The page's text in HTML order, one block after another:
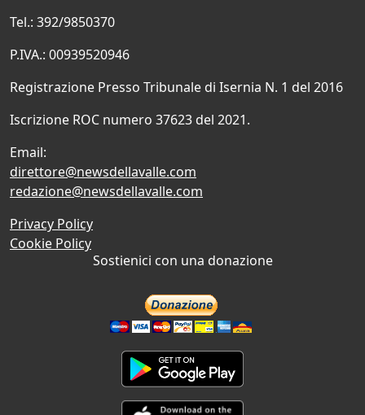
Tel.: 392/9850370
P.IVA.: 00939520946
Registrazione Presso Tribunale di Isernia N. 1 del 2016
Iscrizione ROC numero 37623 del 2021.
Email:
direttore@newsdellavalle.com
redazione@newsdellavalle.com
Privacy Policy
Cookie Policy
Sostienici con una donazione